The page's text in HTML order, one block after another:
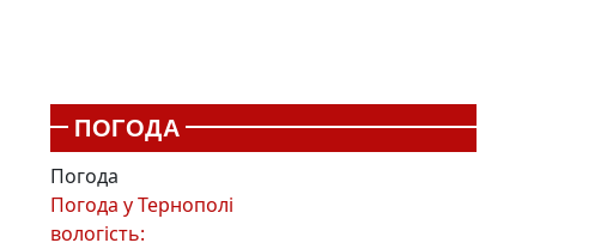
ПОГОДА
Погода
Погода уТернополі
вологість: